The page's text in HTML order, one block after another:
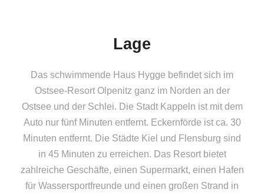
Lage
Das schwimmende Haus Hygge befindet sich im
Ostsee-Resort Olpenitz ganz im Norden an der
Ostsee und der Schlei. Die Stadt Kappeln ist mit dem
Auto nur fünf Minuten entfernt. Eckernförde ist ca. 30
Minuten entfernt. Die Städte Kiel und Flensburg sind
in 45 Minuten zu erreichen. Das Resort bietet
zahlreiche Geschäfte, einen Supermarkt, einen Hafen
für Wassersportfreunde und einen großen Strand in